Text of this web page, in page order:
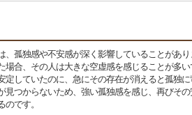
、孤独感や不安感が深く影響していることがあ
場合、その人は大きな空虚感を感じることが多
定していたのに、急にその存在が消えると孤独
見つからないため、強い孤独感を感じ、再びそ
です。